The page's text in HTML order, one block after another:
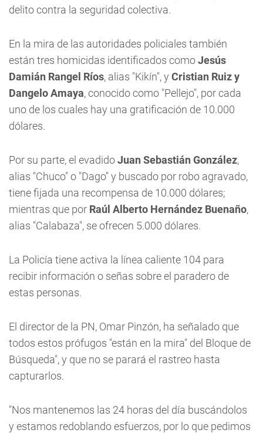
delito contra la seguridad colectiva.
En la mira de las autoridades policiales también
están tres homicidas identificados comoJesús
Damián Rangel Ríos, alias "Kikín", y Cristian Ruiz y
Dangelo Amaya, conocido como "Pellejo", por cada
uno de los cuales hay una gratificación de 10.000
dólares.
Por su parte, el evadidoJuan Sebastián González,
alias "Chuco" o "Dago" y buscado por robo agravado,
tiene fijada una recompensa de 10.000 dólares;
mientras que por Raúl Alberto Hernández Buenaño,
alias "Calabaza", se ofrecen 5.000 dólares.
La Policía tiene activa la línea caliente 104 para
recibir información o señas sobre el paradero de
estas personas.
El director de la PN, Omar Pinzón, ha señalado que
todos estos prófugos "están en la mira" del Bloque de
Búsqueda", y que no se parará el rastreo hasta
capturarlos.
"Nos mantenemos las 24 horas del día buscándolos
y estamos redoblando esfuerzos, por lo que pedimos